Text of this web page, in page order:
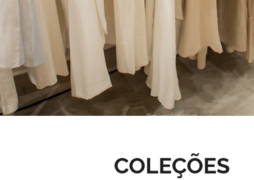
COLEÇÕES